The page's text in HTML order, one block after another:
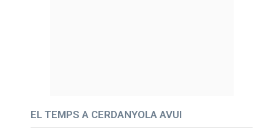
EL TEMPS A CERDANYOLA AVUI